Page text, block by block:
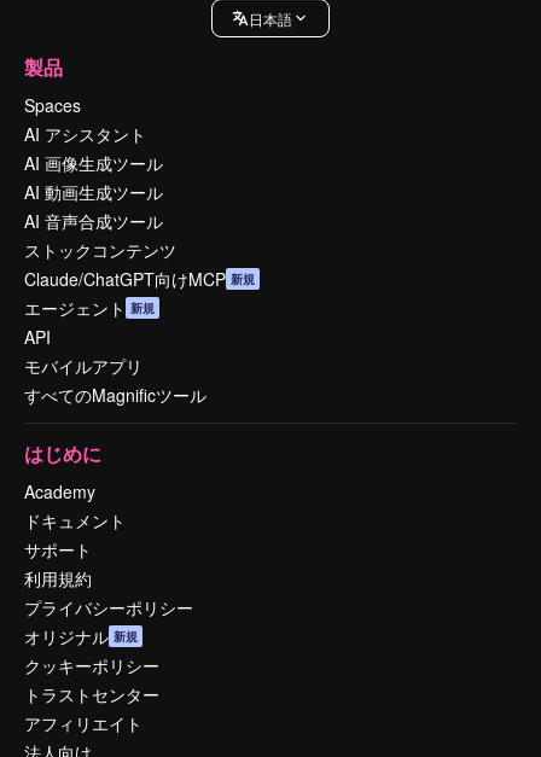
日本語
製品
Spaces
AI アシスタント
AI 画像生成ツール
AI 動画生成ツール
AI 音声合成ツール
ストックコンテンツ
Claude/ChatGPT向けMCP 新規
エージェント 新規
API
モバイルアプリ
すべてのMagnificツール
はじめに
Academy
ドキュメント
サポート
利用規約
プライバシーポリシー
オリジナル 新規
クッキーポリシー
トラストセンター
アフィリエイト